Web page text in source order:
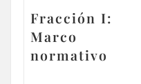
Fracción I:
Marco
normativo